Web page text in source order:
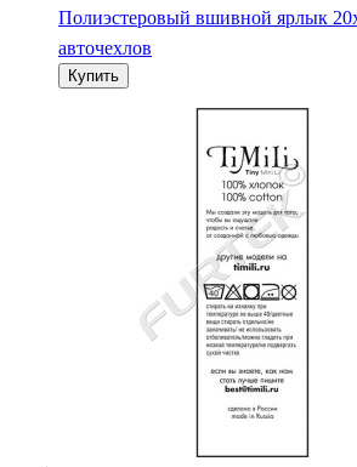
Полиэстеровый вшивной ярлык
авточехлов